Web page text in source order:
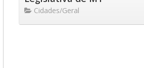
Cidades/Geral